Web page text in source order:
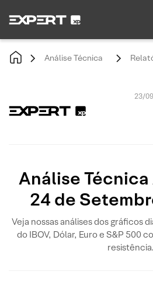
Análise Técnica
23/
Análise
24 de
Veja nossas análises dos gráficos
do IBOV, Dólar, Euro e S&P 500
resistência.